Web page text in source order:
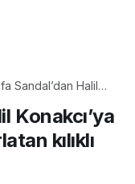
Sandal’dan Halil
kılıklı
Konakcı’ya
kılıklı